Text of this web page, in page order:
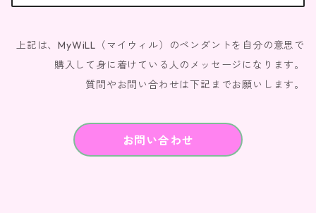
上記は、MyWiLL（マイウィル）のペンダントを自分の意思で
購入して身に着けている人のメッセージになります。
質問やお問い合わせは下記までお願いします。
お問い合わせ